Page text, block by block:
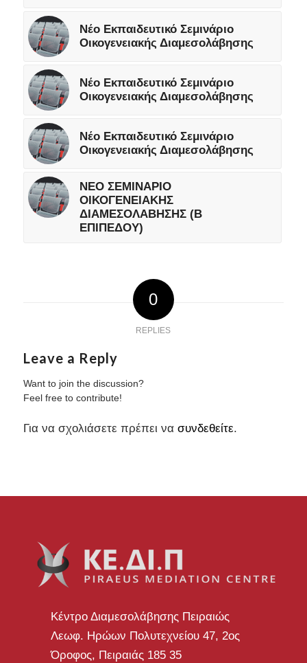
Νέο Εκπαιδευτικό Σεμινάριο
Οικογενειακής Διαμεσολάβησης
Νέο Εκπαιδευτικό Σεμινάριο
Οικογενειακής Διαμεσολάβησης
Νέο Εκπαιδευτικό Σεμινάριο
Οικογενειακής Διαμεσολάβησης
ΝΕΟ ΣΕΜΙΝΑΡΙΟ
ΟΙΚΟΓΕΝΕΙΑΚΗΣ
ΔΙΑΜΕΣΟΛΑΒΗΣΗΣ (Β
ΕΠΙΠΕΔΟΥ)
0
REPLIES
Leave a Reply
Want to join the discussion?
Feel free to contribute!
Για να σχολιάσετε πρέπει να συνδεθείτε.
Κέντρο Διαμεσολάβησης Πειραιώς
Λεωφ. Ηρώων Πολυτεχνείου 47, 2ος
Όροφος, Πειραιάς 185 35